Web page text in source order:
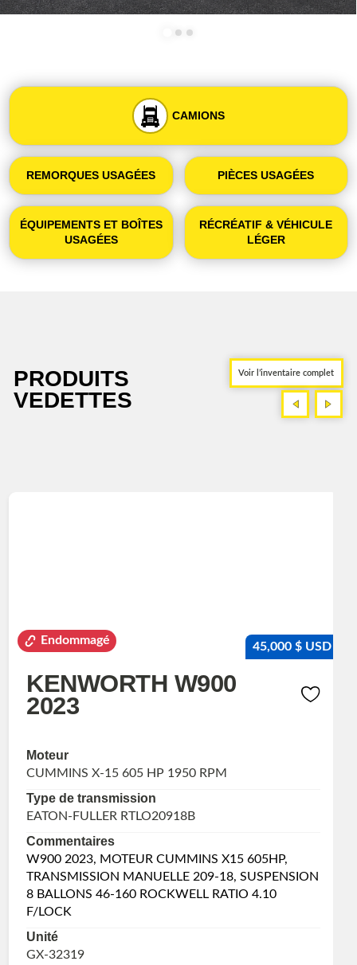
CAMIONS
REMORQUES USAGÉES PIÈCES USAGÉES
ÉQUIPEMENTS ET BOÎTES
USAGÉES
RÉCRÉATIF & VÉHICULE
LÉGER
PRODUITS
VEDETTES
Voir l’inventaire complet
Endommagé 45,000 $ USD
KENWORTH W900
2023
Moteur
CUMMINS X-15 605 HP 1950 RPM
Type de transmission
EATON-FULLER RTLO20918B
Commentaires
W900 2023, MOTEUR CUMMINS X15 605HP,
TRANSMISSION MANUELLE 209-18, SUSPENSION
8 BALLONS 46-160 ROCKWELL RATIO 4.10
F/LOCK
Unité
GX-32319